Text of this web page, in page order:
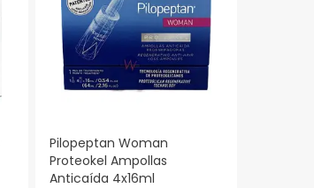
Pilopeptan Woman
Proteokel Ampollas
Anticaída 4x16ml